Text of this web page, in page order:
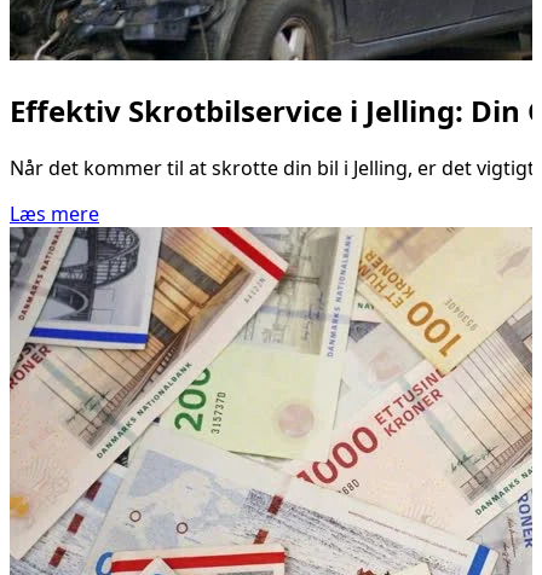
Effektiv Skrotbilservice i Jelling: Din
Når det kommer til at skrotte din bil i Jelling, er det
Læs mere